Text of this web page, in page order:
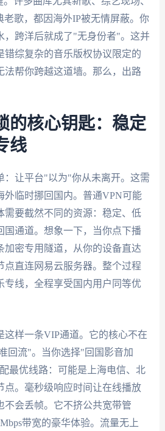
老歌，都因海外IP被无情屏蔽。你
，跨洋后就成了"无身份者"。这并
错综复杂的音乐版权协议限定的
法帮你跨越这道墙。那么，出路
的核心钥匙：稳定
线
：让平台"以为"你从未离开。这需
外临时挪回国内。普通VPN可能
需要截然不同的资源：稳定、低
国通道。想象一下，当你点下播
加密专用隧道，从你的设备直达
点直连网易云服务器。整个过程
专线，全程享受国内用户同等优
这样一条VIP通道。它的核心不在
回流"。当你选择"回国影音加
最优线路：可能是上海电信、北
点。毫秒级响应时间让在线播放
不会丢帧。它不挤公共宽带管
带宽的豪华体验。流量无上